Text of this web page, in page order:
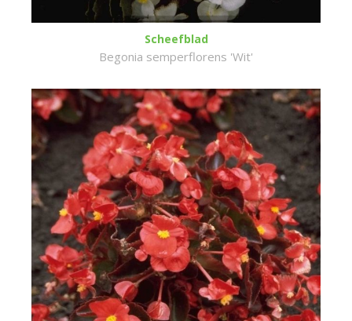
Scheefblad
Begonia semperflorens 'Wit'